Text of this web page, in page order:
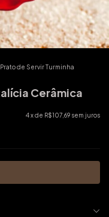
Prato de Servir Turminha
Cerâmica
4x de R$107,69 sem juros